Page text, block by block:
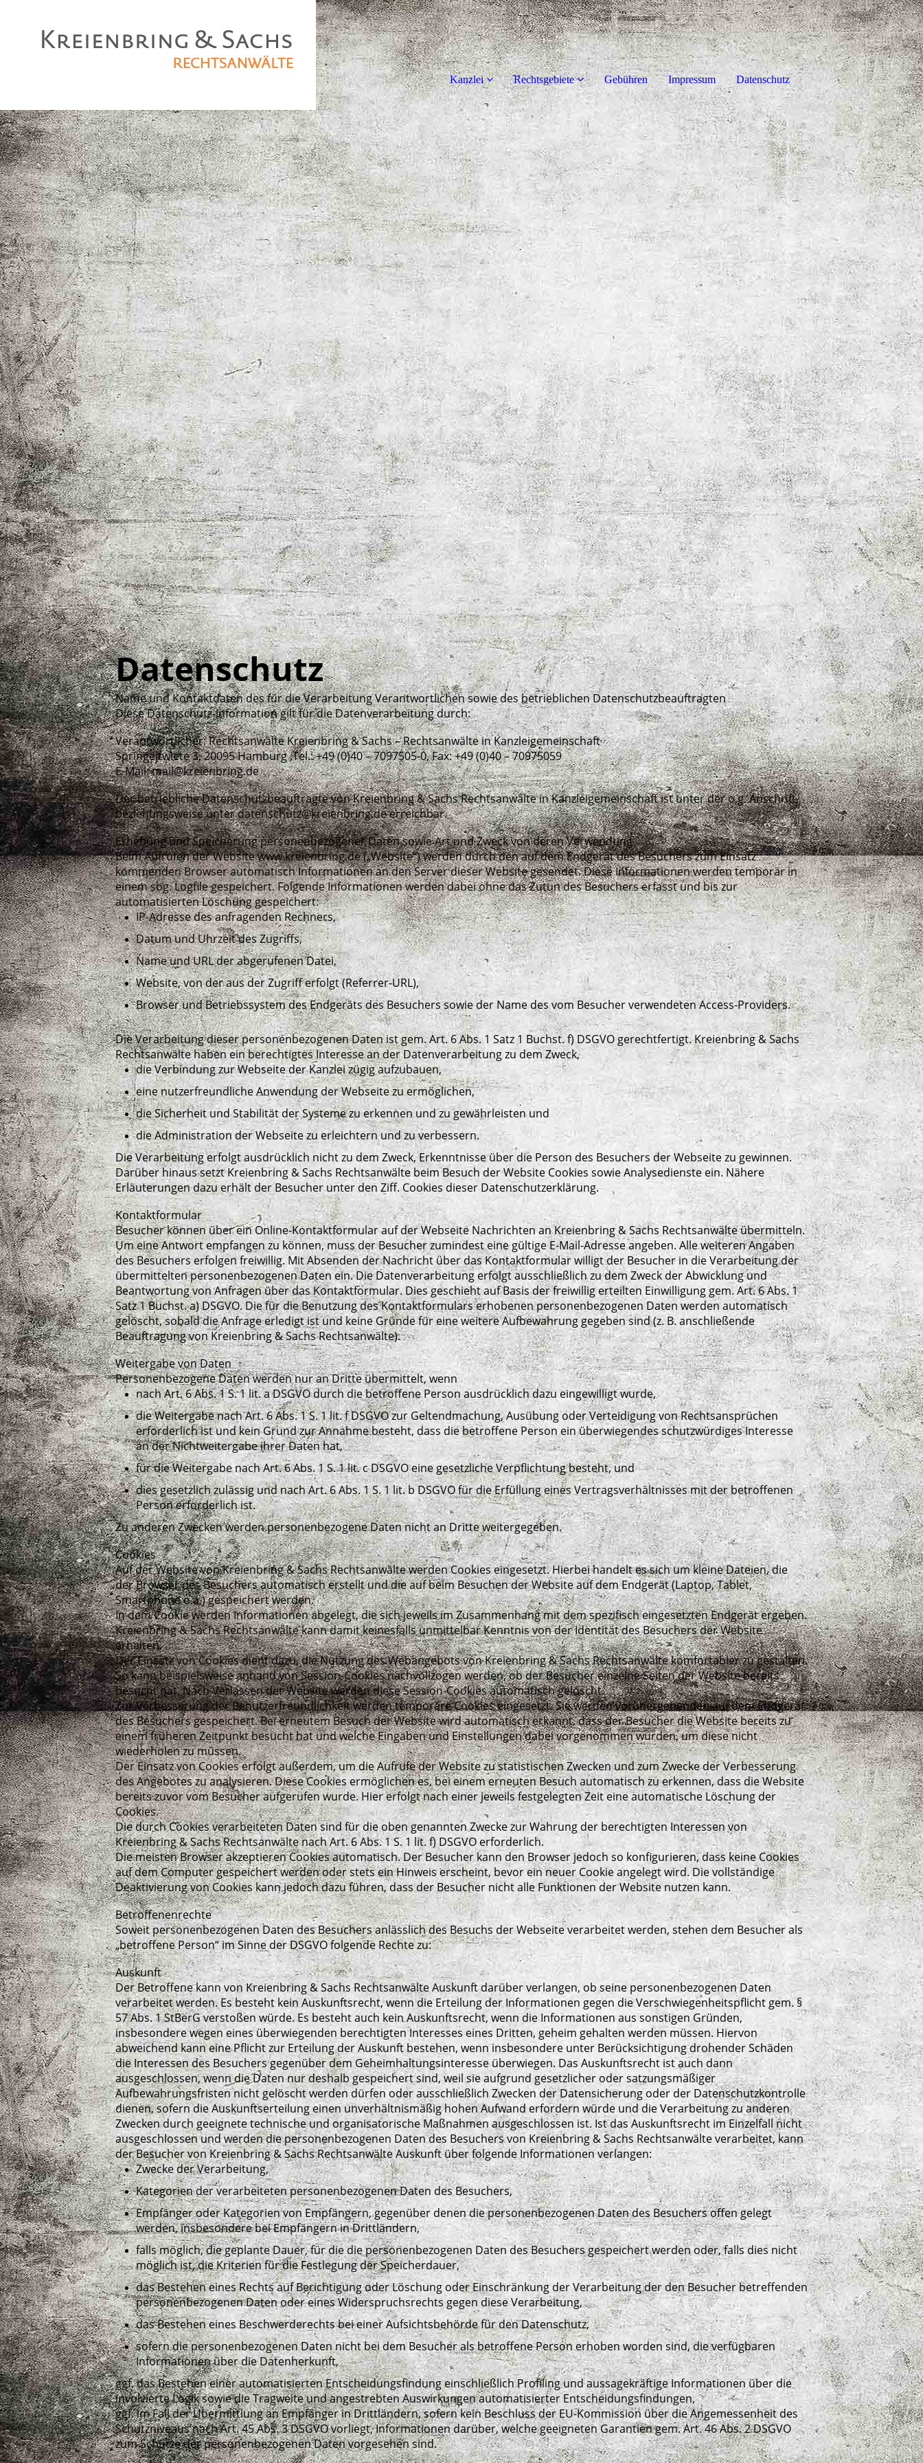
Kanzlei Rechtsgebiete Gebühren Impressum Datenschutz
Datenschutz
Name und Kontaktdaten des für die Verarbeitung Verantwortlichen sowie des betrieblichen Datenschutzbeauftragten
Diese Datenschutz-Information gilt für die Datenverarbeitung durch:
Verantwortlicher: Rechtsanwälte Kreienbring & Sachs – Rechtsanwälte in Kanzleigemeinschaft
Springeltwiete 3, 20095 Hamburg ,Tel.: +49 (0)40 – 7097505-0, Fax: +49 (0)40 – 70975059
E-Mail: mail@kreienbring.de
Der betriebliche Datenschutzbeauftragte von Kreienbring & Sachs Rechtsanwälte in Kanzleigemeinschaft ist unter der o.g. Anschrift,
beziehungsweise unter datenschutz@kreienbring.de erreichbar.
Erhebung und Speicherung personenbezogener Daten sowie Art und Zweck von deren Verwendung
Beim Aufrufen der Website www.kreienbring.de („Website“) werden durch den auf dem Endgerät des Besuchers zum Einsatz
kommenden Browser automatisch Informationen an den Server dieser Website gesendet. Diese Informationen werden temporär in
einem sog. Logfile gespeichert. Folgende Informationen werden dabei ohne das Zutun des Besuchers erfasst und bis zur
automatisierten Löschung gespeichert:
IP-Adresse des anfragenden Rechners,
Datum und Uhrzeit des Zugriffs,
Name und URL der abgerufenen Datei,
Website, von der aus der Zugriff erfolgt (Referrer-URL),
Browser und Betriebssystem des Endgeräts des Besuchers sowie der Name des vom Besucher verwendeten Access-Providers.
Die Verarbeitung dieser personenbezogenen Daten ist gem. Art. 6 Abs. 1 Satz 1 Buchst. f) DSGVO gerechtfertigt. Kreienbring & Sachs
Rechtsanwälte haben ein berechtigtes Interesse an der Datenverarbeitung zu dem Zweck,
die Verbindung zur Webseite der Kanzlei zügig aufzubauen,
eine nutzerfreundliche Anwendung der Webseite zu ermöglichen,
die Sicherheit und Stabilität der Systeme zu erkennen und zu gewährleisten und
die Administration der Webseite zu erleichtern und zu verbessern.
Die Verarbeitung erfolgt ausdrücklich nicht zu dem Zweck, Erkenntnisse über die Person des Besuchers der Webseite zu gewinnen.
Darüber hinaus setzt Kreienbring & Sachs Rechtsanwälte beim Besuch der Website Cookies sowie Analysedienste ein. Nähere
Erläuterungen dazu erhält der Besucher unter den Ziff. Cookies dieser Datenschutzerklärung.
Kontaktformular
Besucher können über ein Online-Kontaktformular auf der Webseite Nachrichten an Kreienbring & Sachs Rechtsanwälte übermitteln.
Um eine Antwort empfangen zu können, muss der Besucher zumindest eine gültige E-Mail-Adresse angeben. Alle weiteren Angaben
des Besuchers erfolgen freiwillig. Mit Absenden der Nachricht über das Kontaktformular willigt der Besucher in die Verarbeitung der
übermittelten personenbezogenen Daten ein. Die Datenverarbeitung erfolgt ausschließlich zu dem Zweck der Abwicklung und
Beantwortung von Anfragen über das Kontaktformular. Dies geschieht auf Basis der freiwillig erteilten Einwilligung gem. Art. 6 Abs. 1
Satz 1 Buchst. a) DSGVO. Die für die Benutzung des Kontaktformulars erhobenen personenbezogenen Daten werden automatisch
gelöscht, sobald die Anfrage erledigt ist und keine Gründe für eine weitere Aufbewahrung gegeben sind (z. B. anschließende
Beauftragung von Kreienbring & Sachs Rechtsanwälte).
Weitergabe von Daten
Personenbezogene Daten werden nur an Dritte übermittelt, wenn
nach Art. 6 Abs. 1 S. 1 lit. a DSGVO durch die betroffene Person ausdrücklich dazu eingewilligt wurde,
die Weitergabe nach Art. 6 Abs. 1 S. 1 lit. f DSGVO zur Geltendmachung, Ausübung oder Verteidigung von Rechtsansprüchen
erforderlich ist und kein Grund zur Annahme besteht, dass die betroffene Person ein überwiegendes schutzwürdiges Interesse
an der Nichtweitergabe ihrer Daten hat,
für die Weitergabe nach Art. 6 Abs. 1 S. 1 lit. c DSGVO eine gesetzliche Verpflichtung besteht, und
dies gesetzlich zulässig und nach Art. 6 Abs. 1 S. 1 lit. b DSGVO für die Erfüllung eines Vertragsverhältnisses mit der betroffenen
Person erforderlich ist.
Zu anderen Zwecken werden personenbezogene Daten nicht an Dritte weitergegeben.
Cookies
Auf der Website von Kreienbring & Sachs Rechtsanwälte werden Cookies eingesetzt. Hierbei handelt es sich um kleine Dateien, die
der Browser des Besuchers automatisch erstellt und die auf beim Besuchen der Website auf dem Endgerät (Laptop, Tablet,
Smartphone o.ä.) gespeichert werden.
In dem Cookie werden Informationen abgelegt, die sich jeweils im Zusammenhang mit dem spezifisch eingesetzten Endgerät ergeben.
Kreienbring & Sachs Rechtsanwälte kann damit keinesfalls unmittelbar Kenntnis von der Identität des Besuchers der Website
erhalten.
Der Einsatz von Cookies dient dazu, die Nutzung des Webangebots von Kreienbring & Sachs Rechtsanwälte komfortabler zu gestalten.
So kann beispielsweise anhand von Session-Cookies nachvollzogen werden, ob der Besucher einzelne Seiten der Website bereits
besucht hat. Nach Verlassen der Website werden diese Session-Cookies automatisch gelöscht.
Zur Verbesserung der Benutzerfreundlichkeit werden temporäre Cookies eingesetzt. Sie werden vorübergehenden auf dem Endgerät
des Besuchers gespeichert. Bei erneutem Besuch der Website wird automatisch erkannt, dass der Besucher die Website bereits zu
einem früheren Zeitpunkt besucht hat und welche Eingaben und Einstellungen dabei vorgenommen wurden, um diese nicht
wiederholen zu müssen.
Der Einsatz von Cookies erfolgt außerdem, um die Aufrufe der Website zu statistischen Zwecken und zum Zwecke der Verbesserung
des Angebotes zu analysieren. Diese Cookies ermöglichen es, bei einem erneuten Besuch automatisch zu erkennen, dass die Website
bereits zuvor vom Besucher aufgerufen wurde. Hier erfolgt nach einer jeweils festgelegten Zeit eine automatische Löschung der
Cookies.
Die durch Cookies verarbeiteten Daten sind für die oben genannten Zwecke zur Wahrung der berechtigten Interessen von
Kreienbring & Sachs Rechtsanwälte nach Art. 6 Abs. 1 S. 1 lit. f) DSGVO erforderlich.
Die meisten Browser akzeptieren Cookies automatisch. Der Besucher kann den Browser jedoch so konfigurieren, dass keine Cookies
auf dem Computer gespeichert werden oder stets ein Hinweis erscheint, bevor ein neuer Cookie angelegt wird. Die vollständige
Deaktivierung von Cookies kann jedoch dazu führen, dass der Besucher nicht alle Funktionen der Website nutzen kann.
Betroffenenrechte
Soweit personenbezogenen Daten des Besuchers anlässlich des Besuchs der Webseite verarbeitet werden, stehen dem Besucher als
„betroffene Person“ im Sinne der DSGVO folgende Rechte zu:
Auskunft
Der Betroffene kann von Kreienbring & Sachs Rechtsanwälte Auskunft darüber verlangen, ob seine personenbezogenen Daten
verarbeitet werden. Es besteht kein Auskunftsrecht, wenn die Erteilung der Informationen gegen die Verschwiegenheitspflicht gem. §
57 Abs. 1 StBerG verstoßen würde. Es besteht auch kein Auskunftsrecht, wenn die Informationen aus sonstigen Gründen,
insbesondere wegen eines überwiegenden berechtigten Interesses eines Dritten, geheim gehalten werden müssen. Hiervon
abweichend kann eine Pflicht zur Erteilung der Auskunft bestehen, wenn insbesondere unter Berücksichtigung drohender Schäden
die Interessen des Besuchers gegenüber dem Geheimhaltungsinteresse überwiegen. Das Auskunftsrecht ist auch dann
ausgeschlossen, wenn die Daten nur deshalb gespeichert sind, weil sie aufgrund gesetzlicher oder satzungsmäßiger
Aufbewahrungsfristen nicht gelöscht werden dürfen oder ausschließlich Zwecken der Datensicherung oder der Datenschutzkontrolle
dienen, sofern die Auskunftserteilung einen unverhältnismäßig hohen Aufwand erfordern würde und die Verarbeitung zu anderen
Zwecken durch geeignete technische und organisatorische Maßnahmen ausgeschlossen ist. Ist das Auskunftsrecht im Einzelfall nicht
ausgeschlossen und werden die personenbezogenen Daten des Besuchers von Kreienbring & Sachs Rechtsanwälte verarbeitet, kann
der Besucher von Kreienbring & Sachs Rechtsanwälte Auskunft über folgende Informationen verlangen:
Zwecke der Verarbeitung,
Kategorien der verarbeiteten personenbezogenen Daten des Besuchers,
Empfänger oder Kategorien von Empfängern, gegenüber denen die personenbezogenen Daten des Besuchers offen gelegt
werden, insbesondere bei Empfängern in Drittländern,
falls möglich, die geplante Dauer, für die die personenbezogenen Daten des Besuchers gespeichert werden oder, falls dies nicht
möglich ist, die Kriterien für die Festlegung der Speicherdauer,
das Bestehen eines Rechts auf Berichtigung oder Löschung oder Einschränkung der Verarbeitung der den Besucher betreffenden
personenbezogenen Daten oder eines Widerspruchsrechts gegen diese Verarbeitung,
das Bestehen eines Beschwerderechts bei einer Aufsichtsbehörde für den Datenschutz,
sofern die personenbezogenen Daten nicht bei dem Besucher als betroffene Person erhoben worden sind, die verfügbaren
Informationen über die Datenherkunft,
ggf. das Bestehen einer automatisierten Entscheidungsfindung einschließlich Profiling und aussagekräftige Informationen über die
involvierte Logik sowie die Tragweite und angestrebten Auswirkungen automatisierter Entscheidungsfindungen,
ggf. im Fall der Übermittlung an Empfänger in Drittländern, sofern kein Beschluss der EU-Kommission über die Angemessenheit des
Schutzniveaus nach Art. 45 Abs. 3 DSGVO vorliegt, Informationen darüber, welche geeigneten Garantien gem. Art. 46 Abs. 2 DSGVO
zum Schutze der personenbezogenen Daten vorgesehen sind.